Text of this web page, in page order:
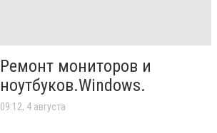
Ремонт мониторов и
ноутбуков.Windows.
09:12, 4 августа